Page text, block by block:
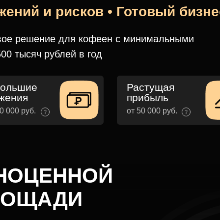
и рисков • Готовый
решение для кофеен с минимальными
тысяч рублей в год
000 руб.
Растущая
прибыль
от 50 000 руб.